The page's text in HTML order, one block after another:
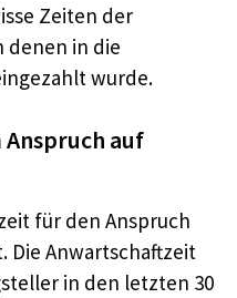
Zeiten der
denen in die
wurde.
auf
für den Anspruch
Die Anwartschaftzeit
in den letzten 30